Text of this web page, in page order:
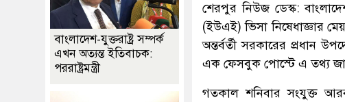
শেরপুর নিউজ ডেস্ক:
(ইউএই) ভিসা নিষেধাজ্ঞার
অন্তর্বর্তী সরকারের প্রধান
এক ফেসবুক পোস্টে এ তথ্য
গতকাল শনিবার সংযুক্ত
বাংলাদেশ-যুক্তরাষ্ট্র সম্পর্ক
এখন অত্যন্ত ইতিবাচক:
পররাষ্ট্রমন্ত্রী